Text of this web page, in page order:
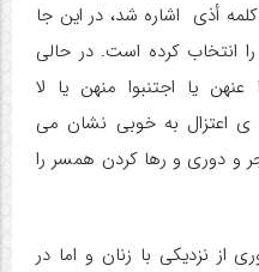
کلمه أذی اشاره شد، در این جا
را انتخاب کرده است. در حالی
یا اجتنبوا منهن یا لا
ی اعتزال به خوبی نشان می
و دوری و رها کردن همسر را
از نزدیکی با زنان و اما در